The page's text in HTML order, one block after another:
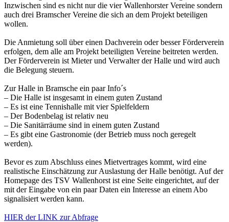
Inzwischen sind es nicht nur die vier Wallenhorster Vereine sondern
auch drei Bramscher Vereine die sich an dem Projekt beteiligen
wollen.
Die Anmietung soll über einen Dachverein oder besser Förderverein
erfolgen, dem alle am Projekt beteiligten Vereine beitreten werden.
Der Förderverein ist Mieter und Verwalter der Halle und wird auch
die Belegung steuern.
Zur Halle in Bramsche ein paar Info´s
– Die Halle ist insgesamt in einem guten Zustand
– Es ist eine Tennishalle mit vier Spielfeldern
– Der Bodenbelag ist relativ neu
– Die Sanitärräume sind in einem guten Zustand
– Es gibt eine Gastronomie (der Betrieb muss noch geregelt
werden).
Bevor es zum Abschluss eines Mietvertrages kommt, wird eine
realistische Einschätzung zur Auslastung der Halle benötigt. Auf der
Homepage des TSV Wallenhorst ist eine Seite eingerichtet, auf der
mit der Eingabe von ein paar Daten ein Interesse an einem Abo
signalisiert werden kann.
HIER der LINK zur Abfrage